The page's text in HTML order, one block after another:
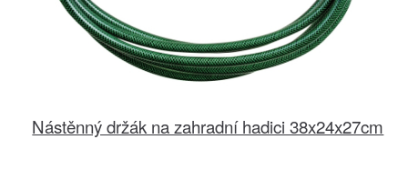
Nástěnný držák na zahradní hadici 38x24x27cm